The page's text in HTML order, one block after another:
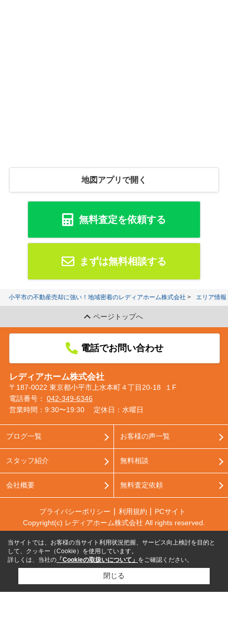
地図アプリで開く
無料査定を依頼する
まずは無料相談する
小平市の不動産売却に強い！地域密着のレディアホーム株式会社 エリア情報
ページトップへ
電話でお問い合わせ
レディアホーム株式会社
〒187-0022 東京都小平市上水本町４丁目20-18 １F
電話番号： 042-349-6346
営業時間：9:30〜19:30
定休日：水曜日
ブログ一覧
スタッフ紹介
会社概要
お客様の声一覧
無料相談
無料査定依頼
プライバシーポリシー 利用規約
PCサイト
Copyright(c) レディアホーム株式会社 All rights reserved.
当サイトでは、お客様の当サイト利用状況把握、サービス向上検討を目的と
して、クッキー（Cookie）を使用しています。
詳しくは、当社の 「Cookieの取扱いについて」 をご確認ください。
閉じる